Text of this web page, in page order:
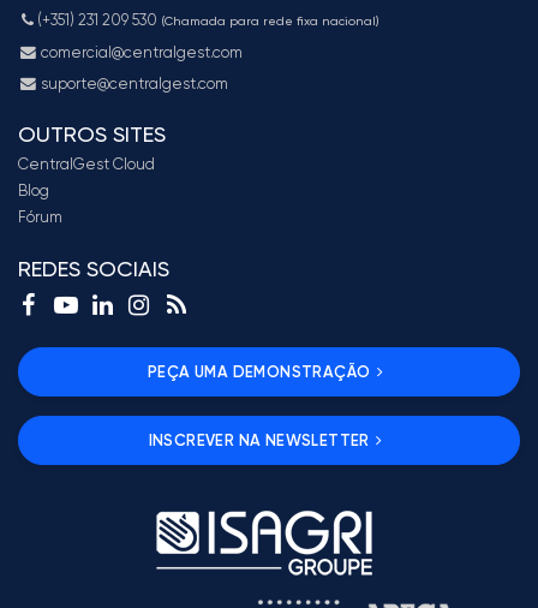
(+351) 231 209 530 (Chamada para rede fixa nacional)
comercial@centralgest.com
suporte@centralgest.com
OUTROS SITES
CentralGest Cloud
Blog
Fórum
REDES SOCIAIS
PEÇA UMA DEMONSTRAÇÃO
INSCREVER NA NEWSLETTER